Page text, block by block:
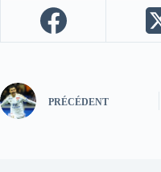
PRÉCÉDENT